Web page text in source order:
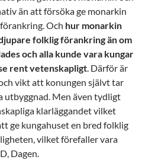
än att försöka ge monarkin
Och hur monarkin
folklig förankring än om
och alla kunde vara kungar
rent vetenskapligt. Därför är
vikt att konungen självt tar
utbyggnad. Men även tydligt
klarläggandet vilket
ge kungahuset en bred folklig
vilket förefaller vara
Dagen.